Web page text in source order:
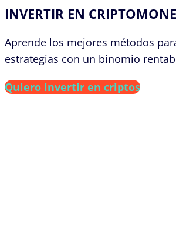
INVERTIR EN
Aprende los mejores métodos
estrategias con un binomio
Quiero invertir en criptos